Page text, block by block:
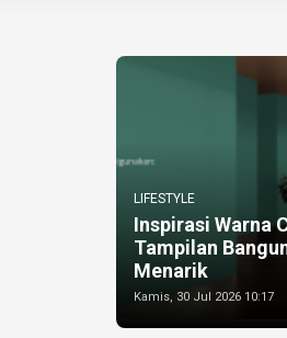
LIFESTYLE
Inspirasi Warna
Tampilan
Menarik
Kamis, 30 Jul 2026 10:17